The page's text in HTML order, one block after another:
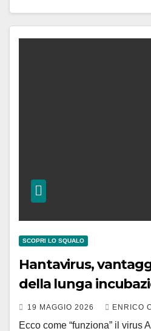
SCOPRI LO SQUALO
Hantavirus,
della lunga
19 MAGGIO 2026 ENRICO
Ecco come “funziona” il virus